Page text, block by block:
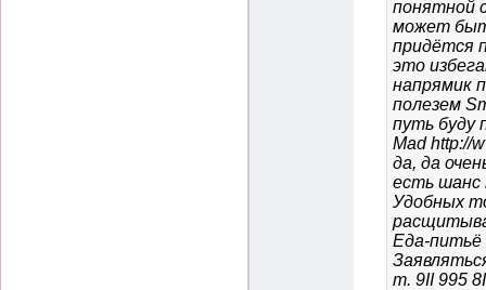
понятной
может
придётся
это
напрямик
полезем
путь буду
Madhttp://
да, да
есть шанс
Удобных
Еда-питьё
т. 9II 995